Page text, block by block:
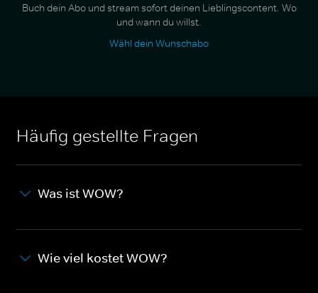
Buch dein Abo und stream sofort deinen Lieblingscontent. Wo
und wann du willst.
Wähl dein Wunschabo
Häufig gestellte Fragen
Was ist WOW?
Wie viel kostet WOW?